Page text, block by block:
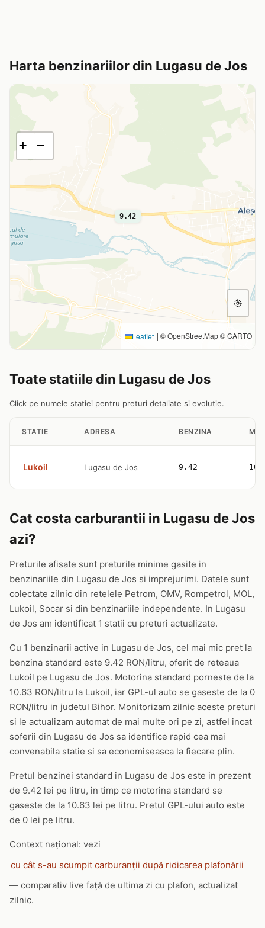
Harta benzinariilor din Lugasu de Jos
9.42
+ −
Leaflet | © OpenStreetMap © CARTO
Toate statiile din Lugasu de Jos
Click pe numele statiei pentru preturi detaliate si evolutie.
STATIE ADRESA BENZINA
Lukoil Lugasu de Jos 9.42
Cat costa carburantii in Lugasu de Jos
azi?
Preturile afisate sunt preturile minime gasite in
benzinariile din Lugasu de Jos si imprejurimi. Datele sunt
colectate zilnic din retelele Petrom, OMV, Rompetrol, MOL,
Lukoil, Socar si din benzinariile independente. In Lugasu
de Jos am identificat 1 statii cu preturi actualizate.
Cu 1 benzinarii active in Lugasu de Jos, cel mai mic pret la
benzina standard este 9.42 RON/litru, oferit de reteaua
Lukoil pe Lugasu de Jos. Motorina standard porneste de la
10.63 RON/litru la Lukoil, iar GPL-ul auto se gaseste de la 0
RON/litru in judetul Bihor. Monitorizam zilnic aceste preturi
si le actualizam automat de mai multe ori pe zi, astfel incat
soferii din Lugasu de Jos sa identifice rapid cea mai
convenabila statie si sa economiseasca la fiecare plin.
Pretul benzinei standard in Lugasu de Jos este in prezent
de 9.42 lei pe litru, in timp ce motorina standard se
gaseste de la 10.63 lei pe litru. Pretul GPL-ului auto este
de 0 lei pe litru.
Context național: vezi
cu cât s-au scumpit carburanții după ridicarea plafonării
— comparativ live față de ultima zi cu plafon, actualizat
zilnic.